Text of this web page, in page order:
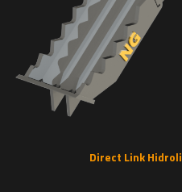
Direct Link